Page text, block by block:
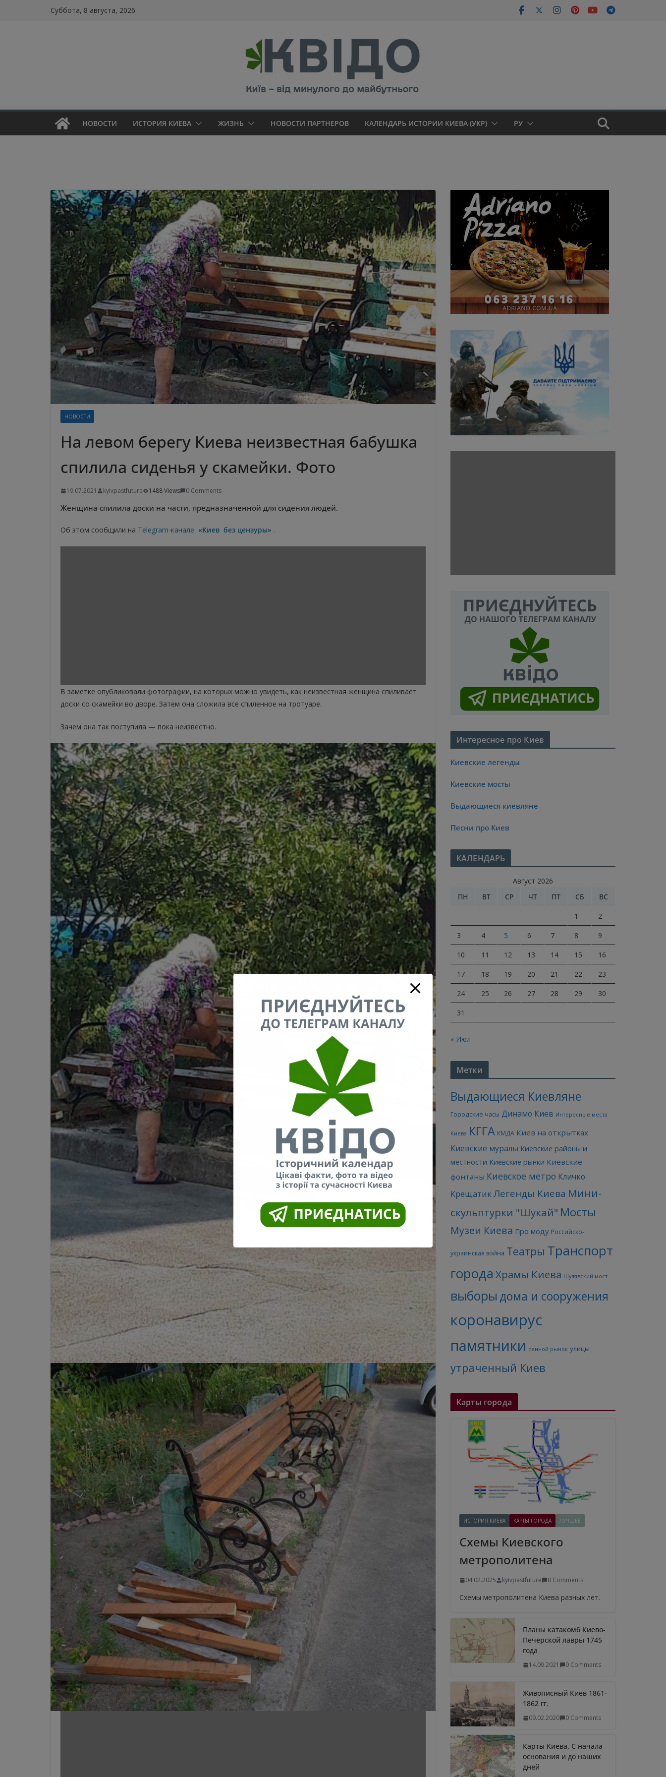
Суббота, 8 августа, 2026
НОВОСТИ ИСТОРИЯ КИЕВА ЖИЗНЬ НОВОСТИ ПАРТНЕРОВ КАЛЕНДАРЬ ИСТОРИИ КИЕВА (УКР) РУ
НОВОСТИ
На левом берегу Киева неизвестная бабушка
спилила сиденья у скамейки. Фото
19.07.2021 kyivpastfuture 1488 Views 0 Comments
Женщина спилила доски на части, предназначенной для сидения людей.
Об этом сообщили на Telegram-канале «Киев без цензуры» .
В заметке опубликовали фотографии, на которых можно увидеть, как неизвестная женщина спиливает
доски со скамейки во дворе. Затем она сложила все спиленное на тротуаре.
Зачем она так поступила — пока неизвестно.
Интересное про Киев
Киевские легенды
Киевские мосты
Выдающиеся киевляне
Песни про Киев
КАЛЕНДАРЬ
Август 2026
ПН
ВТ СР ЧТ ПТ СБ ВС
1 2
3 4 5 6 7 8 9
10 11 12 13 14 15 16
17 18 19 20 21 22 23
24 25 26 27 28 29 30
31
« Июл
Метки
Выдающиеся Киевляне
Городские часы Динамо Киев Интересные места
Киева КГГА КМДА Киев на открытках
Киевские муралы Киевские районы и
местности Киевские рынки Киевские
фонтаны Киевское метро Кличко
КрещатикЛегенды Киева Мини-
скульптурки "Шукай" Мосты
Музеи Киева Про моду Российско-
украинская война Театры Транспорт
города Храмы Киева Шулявский мост
выборы дома и сооружения
коронавирус
памятники сенной рынок улицы
утраченный Киев
Карты города
ИСТОРИЯ КИЕВА КАРТЫ ГОРОДА ЛУЧШЕЕ
Схемы Киевского
метрополитена
04.02.2025 kyivpastfuture 0 Comments
Схемы метрополитена Киева разных лет.
Планы катакомб Киево-
Печерской лавры 1745
года
14.09.2021 0 Comments
Живописный Киев 1861-
1862 гг.
09.02.2020 0 Comments
Карты Киева. С начала
основания и до наших
дней